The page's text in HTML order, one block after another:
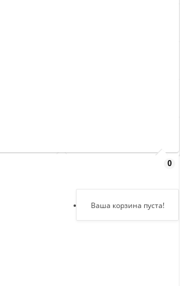
0
Ваша корзина пуста!